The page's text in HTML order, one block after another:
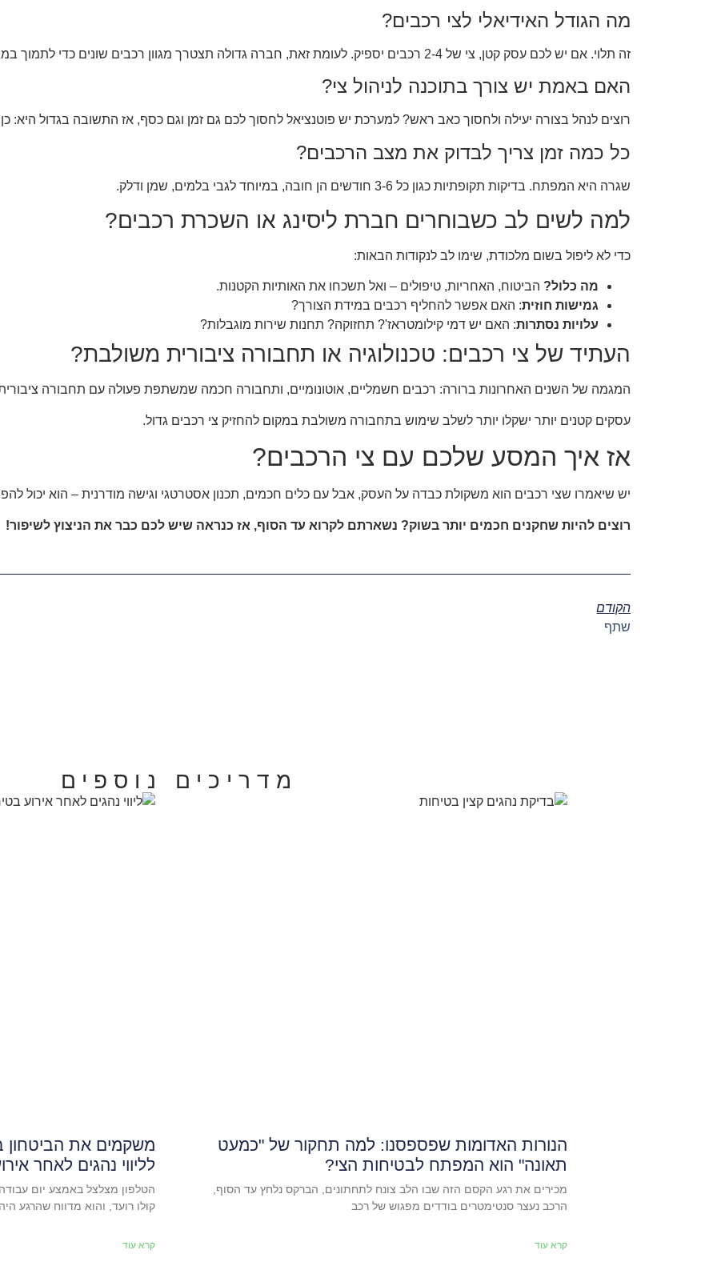
מה הגודל האידיאלי לצי רכבים?
זה תלוי. אם יש לכם עסק קטן, צי של 2-4 רכבים יספיק. לעומת זאת, חברה גדולה תצטרך מגוון רכבים שונים כדי לתמוך במגוון שירותים.
האם באמת יש צורך בתוכנה לניהול צי?
רוצים לנהל בצורה יעילה ולחסוך כאב ראש? למערכת יש פוטנציאל לחסוך לכם גם זמן וגם כסף, אז התשובה בגדול היא:
כל כמה זמן צריך לבדוק את מצב הרכבים?
שגרה היא המפתח. בדיקות תקופתיות כגון כל 3-6 חודשים הן חובה, במיוחד לגבי בלמים, שמן ודלק.
למה לשים לב כשבוחרים חברת ליסינג או השכרת רכבים?
כדי לא ליפול בשום מלכודת, שימו לב לנקודות הבאות:
מה כלול? הביטוח, האחריות, טיפולים – ואל תשכחו את האותיות הקטנות.
גמישות חוזית: האם אפשר להחליף רכבים במידת הצורך?
עלויות נסתרות: האם יש דמי קילומטראז'? תחזוקה? תחנות שירות מוגבלות?
העתיד של צי רכבים: טכנולוגיה או תחבורה ציבורית משולבת?
המגמה של השנים האחרונות ברורה: רכבים חשמליים, אוטונומיים, ותחבורה חכמה שמשתפת פעולה עם תחבורה
עסקים קטנים יותר ישקלו יותר לשלב שימוש בתחבורה משולבת במקום להחזיק צי רכבים גדול.
אז איך המסע שלכם עם צי הרכבים?
יש שיאמרו שצי רכבים הוא משקולת כבדה על העסק, אבל עם כלים חכמים, תכנון אסטרטגי וגישה מודרנית – הוא יכול
רוצים להיות שחקנים חכמים יותר בשוק? נשארתם לקרוא עד הסוף, אז כנראה שיש לכם כבר את הניצוץ לשיפור!
הקודם
שתף
מדריכים נוספים
הנורות האדומות שפספסנו: למה תחקור של "כמעט
תאונה" הוא המפתח לבטיחות הצי?
מכירים את רגע הקסם הזה שבו הלב צונח לתחתונים, הברקס נלחץ עד הסוף,
הרכב נעצר סנטימטרים בודדים מפגוש של רכב
קרא עוד
משקמים את הביטחון
לליווי נהגים לאחר
הטלפון מצלצל באמצע יום
קולו רועד, והוא מדווח שהרגע
קרא עוד